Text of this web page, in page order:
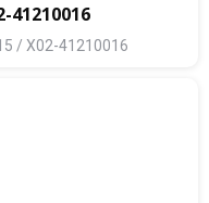
41210016
/ X02-41210016